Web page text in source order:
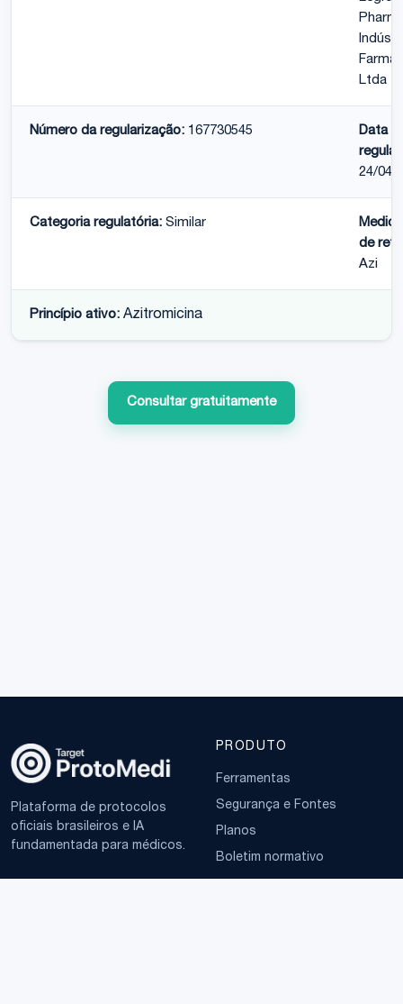
Ltda
Número da regularização: 167730545
Data
24/04/
Categoria regulatória: Similar
de
Azi
Princípio ativo: Azitromicina
Consultar gratuitamente
Plataforma de protocolos
oficiais brasileiros e IA
fundamentada para médicos.
PRODUTO
Ferramentas
Segurança e Fontes
Planos
Boletim normativo